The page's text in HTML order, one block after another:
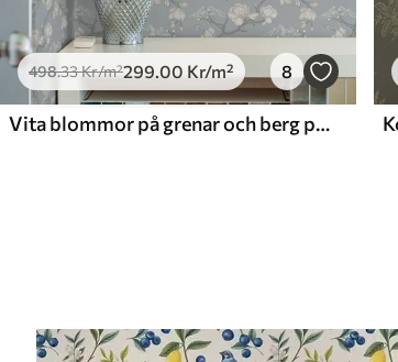
498.33Kr/m²299.00 Kr/m² 8
Vita blommor på grenar och berg på en blå bakgrund